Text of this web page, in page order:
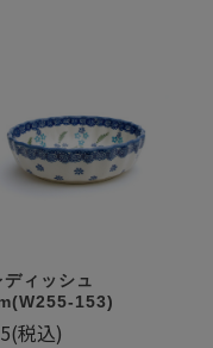
ディッシュ
153)
(税込)